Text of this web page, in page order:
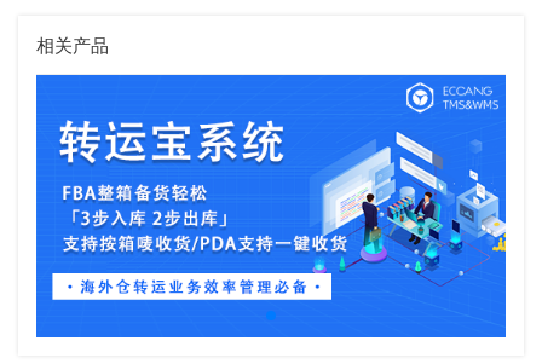
相关产品